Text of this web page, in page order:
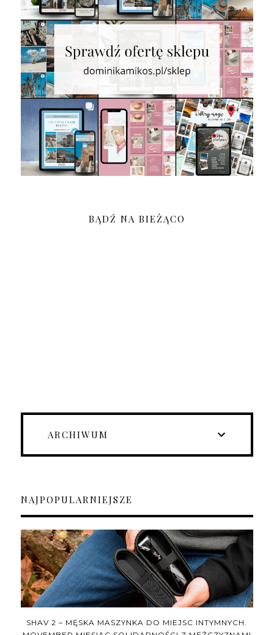
BĄDŹ NA BIEŻĄCO
ARCHIWUM
NAJPOPULARNIEJSZE
SHAV 2 – MĘSKA MASZYNKA DO MIEJSC INTYMNYCH.